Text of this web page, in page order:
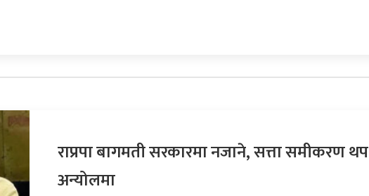
राप्रपा बागमती सरकारमा नजाने, सत्ता समीकरण थप
अन्योलमा